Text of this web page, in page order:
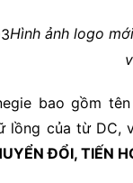
Hình ảnh logo
bao gồm
lồng của từ
ĐỔI, TIẾN